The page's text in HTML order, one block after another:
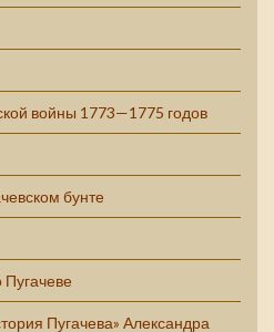
войны 1773—1775 годов
бунте
Пугачева» Александра